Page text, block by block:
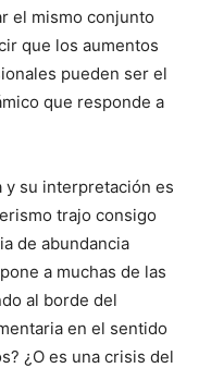
el mismo conjunto
que los aumentos
pueden ser el
que responde a
y su interpretación es
trajo consigo
de abundancia
a muchas de las
al borde del
en el sentido
¿O es una crisis del